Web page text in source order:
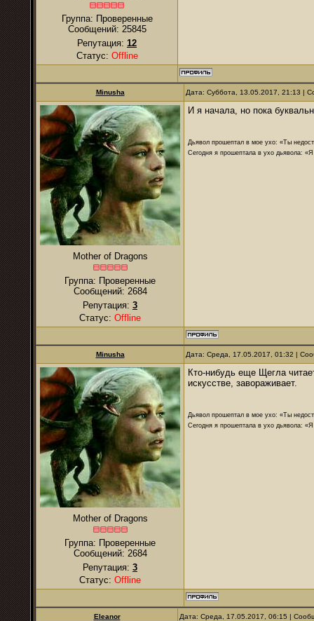
Группа: Проверенные
Сообщений: 25845
Репутация: 12
Статус: Offline
Minusha Дата: Суббота, 13.05.2017, 21:13 |
Mother of Dragons
Группа: Проверенные
Сообщений: 2684
Репутация: 3
Статус: Offline
И я начала, но пока
Дьявол прошептал в мое ухо: «Ты
Сегодня я прошептала в ухо дьявола:
Minusha Дата: Среда, 17.05.2017, 01:32 |
Mother of Dragons
Группа: Проверенные
Сообщений: 2684
Репутация: 3
Статус: Offline
Кто-нибудь еще Щегла
искусстве, завораживает.
Дьявол прошептал в мое ухо: «Ты
Сегодня я прошептала в ухо дьявола:
Eleanor Дата: Среда, 17.05.2017, 06:15 |